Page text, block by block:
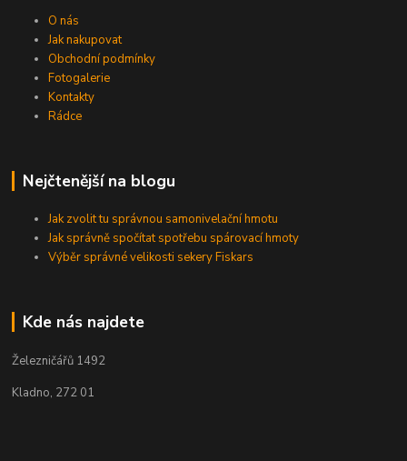
O nás
Jak nakupovat
Obchodní podmínky
Fotogalerie
Kontakty
Rádce
Nejčtenější na blogu
Jak zvolit tu správnou samonivelační hmotu
Jak správně spočítat spotřebu spárovací hmoty
Výběr správné velikosti sekery Fiskars
Kde nás najdete
Železničářů 1492
Kladno, 272 01